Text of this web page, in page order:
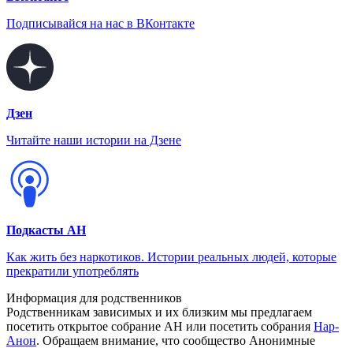
Подписывайся на нас в ВКонтакте
Дзен
Читайте наши истории на Дзене
Подкасты АН
Как жить без наркотиков. Истории реальных людей, которые
прекратили употреблять
Информация для родственников
Родственникам зависимых и их близким мы предлагаем
посетить открытое собрание АН или посетить собрания Нар-
Анон. Обращаем внимание, что сообщество Анонимные